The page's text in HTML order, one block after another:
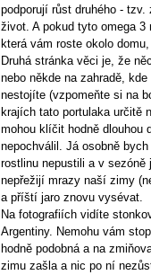
podporují růst druhého -
život. A pokud tyto omega
která vám roste okolo
Druhá stránka věci je, že
nebo někde na zahradě,
nestojíte (vzpomeňte si na
krajích tato portulaka určitě
mohou klíčit hodně dlouhou
nepochválil. Já osobně
rostlinu nepustili a v
nepřežijí mrazy naší zimy
a příští jaro znovu vysévat.
Na fotografiích vidíte
Argentiny. Nemohu vám
hodně podobná a na
zimu zašla a nic po ní